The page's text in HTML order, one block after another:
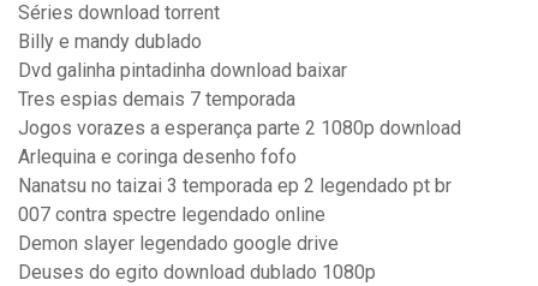
Séries download torrent
Billy e mandy dublado
Dvd galinha pintadinha download baixar
Tres espias demais 7 temporada
Jogos vorazes a esperança parte 2 1080p download
Arlequina e coringa desenho fofo
Nanatsu no taizai 3 temporada ep 2 legendado pt br
007 contra spectre legendado online
Demon slayer legendado google drive
Deuses do egito download dublado 1080p